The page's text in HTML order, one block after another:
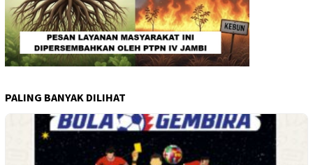
PALING BANYAK DILIHAT